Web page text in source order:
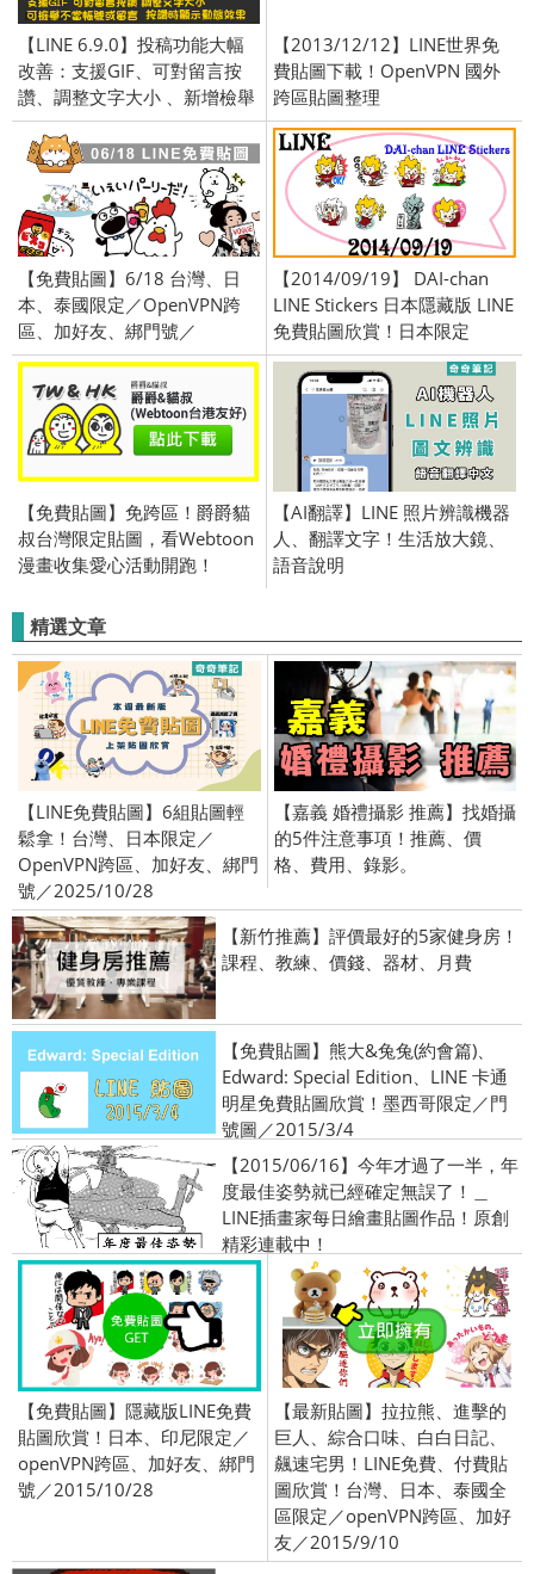
【LINE 6.9.0】投稿功能大幅
改善：支援GIF、可對留言按
讚、調整文字大小 、新增檢舉
不當帳號或留言的功能
【2013/12/12】LINE世界免
費貼圖下載！OpenVPN 國外
跨區貼圖整理
【免費貼圖】6/18 台灣、日
本、泰國限定／OpenVPN跨
區、加好友、綁門號／
2019/06/18
【2014/09/19】 DAI-chan
LINE Stickers 日本隱藏版 LINE
免費貼圖欣賞！日本限定
OpenVPN 加入好友/綁定門號
【免費貼圖】免跨區！爵爵貓
叔台灣限定貼圖，看Webtoon
漫畫收集愛心活動開跑！
【AI翻譯】LINE 照片辨識機器
人、翻譯文字！生活放大鏡、
語音說明
精選文章
【LINE免費貼圖】6組貼圖輕
鬆拿！台灣、日本限定／
OpenVPN跨區、加好友、綁門
號／2025/10/28
【嘉義 婚禮攝影 推薦】找婚攝
的5件注意事項！推薦、價
格、費用、錄影。
【新竹推薦】評價最好的5家健身房！
課程、教練、價錢、器材、月費
【免費貼圖】熊大&兔兔(約會篇)、
Edward: Special Edition、LINE 卡通
明星免費貼圖欣賞！墨西哥限定／門
號圖／2015/3/4
【2015/06/16】今年才過了一半，年
度最佳姿勢就已經確定無誤了！＿
LINE插畫家每日繪畫貼圖作品！原創
精彩連載中！
【免費貼圖】隱藏版LINE免費
貼圖欣賞！日本、印尼限定／
openVPN跨區、加好友、綁門
號／2015/10/28
【最新貼圖】拉拉熊、進擊的
巨人、綜合口味、白白日記、
飆速宅男！LINE免費、付費貼
圖欣賞！台灣、日本、泰國全
區限定／openVPN跨區、加好
友／2015/9/10